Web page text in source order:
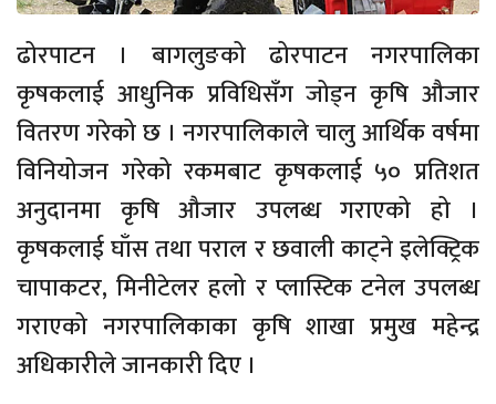
ढोरपाटन । बागलुङको ढोरपाटन नगरपालिका
कृषकलाई आधुनिक प्रविधिसँग जोड्न कृषि औजार
वितरण गरेको छ । नगरपालिकाले चालु आर्थिक वर्षमा
विनियोजन गरेको रकमबाट कृषकलाई ५० प्रतिशत
अनुदानमा कृषि औजार उपलब्ध गराएको हो ।
कृषकलाई घाँस तथा पराल र छवाली काट्ने इलेक्ट्रिक
चापाकटर, मिनीटेलर हलो र प्लास्टिक टनेल उपलब्ध
गराएको नगरपालिकाका कृषि शाखा प्रमुख महेन्द्र
अधिकारीले जानकारी दिए ।